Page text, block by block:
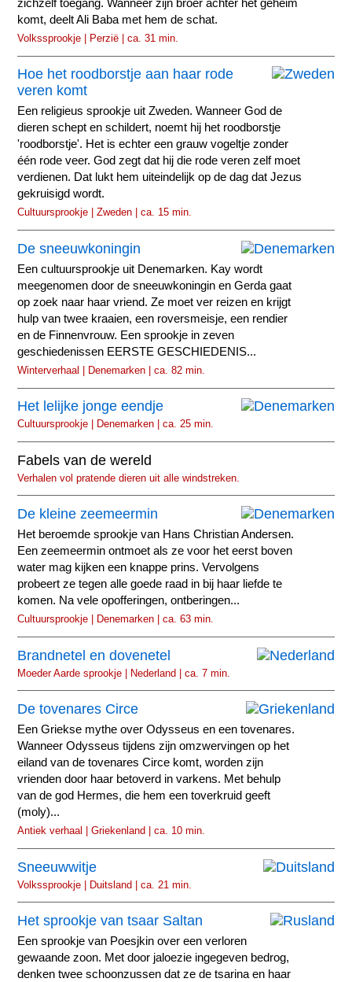
zichzelf toegang. Wanneer zijn broer achter het geheim
komt, deelt Ali Baba met hem de schat.
Volkssprookje | Perzië | ca. 31 min.
Hoe het roodborstje aan haar rode
veren komt
Een religieus sprookje uit Zweden. Wanneer God de
dieren schept en schildert, noemt hij het roodborstje
'roodborstje'. Het is echter een grauw vogeltje zonder
één rode veer. God zegt dat hij die rode veren zelf moet
verdienen. Dat lukt hem uiteindelijk op de dag dat Jezus
gekruisigd wordt.
Cultuursprookje | Zweden | ca. 15 min.
De sneeuwkoningin
Een cultuursprookje uit Denemarken. Kay wordt
meegenomen door de sneeuwkoningin en Gerda gaat
op zoek naar haar vriend. Ze moet ver reizen en krijgt
hulp van twee kraaien, een roversmeisje, een rendier
en de Finnenvrouw. Een sprookje in zeven
geschiedenissen EERSTE GESCHIEDENIS...
Winterverhaal | Denemarken | ca. 82 min.
Het lelijke jonge eendje
Cultuursprookje | Denemarken | ca. 25 min.
Fabels van de wereld
Verhalen vol pratende dieren uit alle windstreken.
De kleine zeemeermin
Het beroemde sprookje van Hans Christian Andersen.
Een zeemeermin ontmoet als ze voor het eerst boven
water mag kijken een knappe prins. Vervolgens
probeert ze tegen alle goede raad in bij haar liefde te
komen. Na vele opofferingen, ontberingen...
Cultuursprookje | Denemarken | ca. 63 min.
Brandnetel en dovenetel
Moeder Aarde sprookje | Nederland | ca. 7 min.
De tovenares Circe
Een Griekse mythe over Odysseus en een tovenares.
Wanneer Odysseus tijdens zijn omzwervingen op het
eiland van de tovenares Circe komt, worden zijn
vrienden door haar betoverd in varkens. Met behulp
van de god Hermes, die hem een toverkruid geeft
(moly)...
Antiek verhaal | Griekenland | ca. 10 min.
Sneeuwwitje
Volkssprookje | Duitsland | ca. 21 min.
Het sprookje van tsaar Saltan
Een sprookje van Poesjkin over een verloren
gewaande zoon. Met door jaloezie ingegeven bedrog,
denken twee schoonzussen dat ze de tsarina en haar